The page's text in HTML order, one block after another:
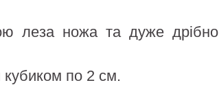
леза ножа та дуже дрібно
кубиком по 2 см.